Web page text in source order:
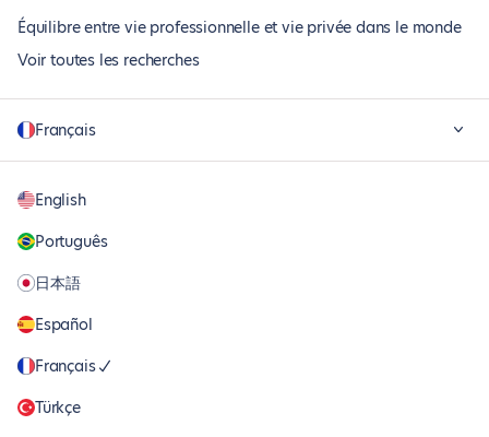
Équilibre entre vie professionnelle et vie privée dans le monde
Voir toutes les recherches
Français
English
Português
日本語
Español
Français
Türkçe